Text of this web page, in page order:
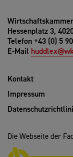
Hessenplatz 3,
Telefon +43 (0) 5
E-Mail
Kontakt
Impressum
Die Webseite der